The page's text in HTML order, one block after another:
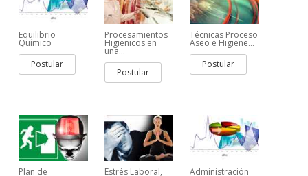
Equilibrio
Químico
Postular
Procesamientos
Higienicos en
una...
Postular
Técnicas Proceso
Aseo e Higiene...
Postular
Plan de Estrés Laboral, Administración